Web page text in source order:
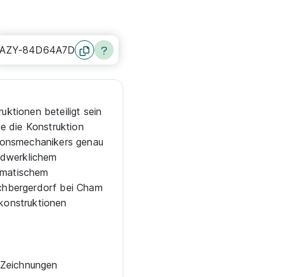
AZY-84D64A7D
beteiligt sein
die Konstruktion
genau
bei Cham